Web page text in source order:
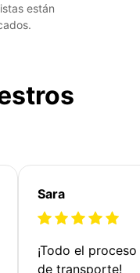
están
Sara
¡Todo el
de transporte!